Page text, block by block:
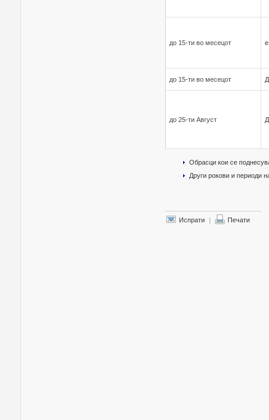
до 15-ти во месецот
до 15-ти во месецот
до 25-ти Август
Обрасци кои се
Други рокови и периоди
Испрати | Печати